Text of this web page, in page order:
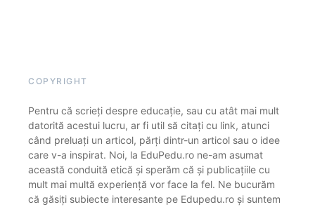
COPYRIGHT
Pentru că scrieți despre educație, sau cu atât mai mult
datorită acestui lucru, ar fi util să citați cu link, atunci
când preluați un articol, părți dintr-un articol sau o idee
care v-a inspirat. Noi, la EduPedu.ro ne-am asumat
această conduită etică și sperăm că și publicațiile cu
mult mai multă experiență vor face la fel. Ne bucurăm
că găsiți subiecte interesante pe Edupedu.ro și suntem